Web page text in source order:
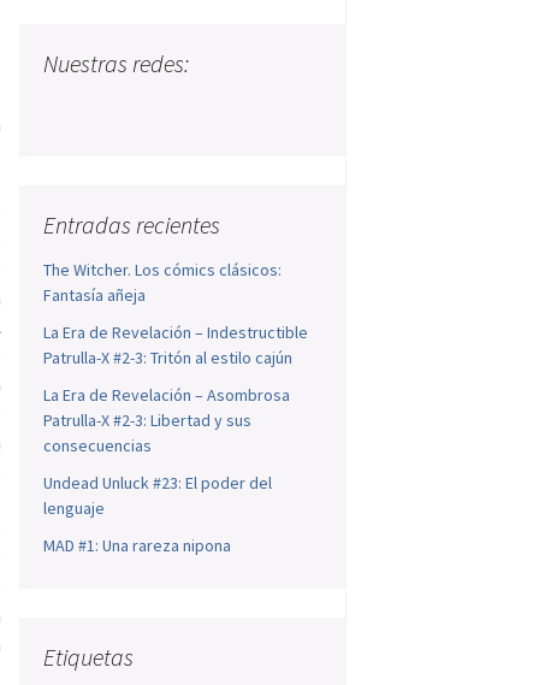
Nuestras redes:
Entradas recientes
The Witcher. Los cómics clásicos:
Fantasía añeja
La Era de Revelación – Indestructible
Patrulla-X #2-3: Tritón al estilo cajún
La Era de Revelación – Asombrosa
Patrulla-X #2-3: Libertad y sus
consecuencias
Undead Unluck #23: El poder del
lenguaje
MAD #1: Una rareza nipona
Etiquetas